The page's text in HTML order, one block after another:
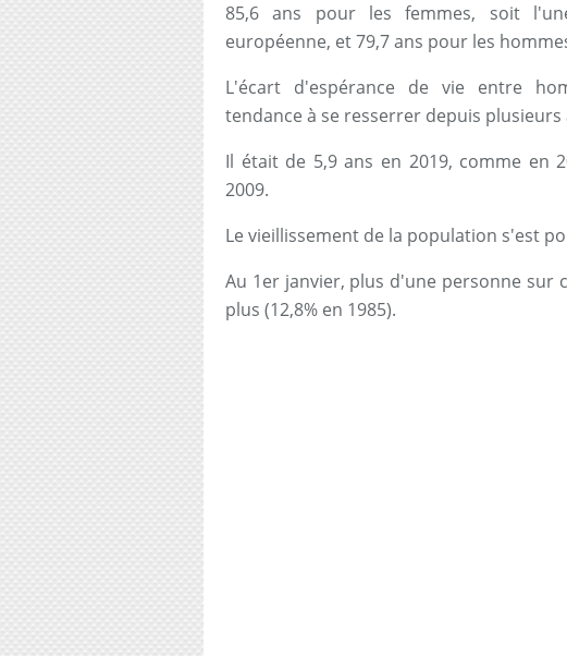
85,6 ans pour les femmes, soit
européenne, et 79,7 ans pour les
L'écart d'espérance de vie entre
tendance à se resserrer depuis plusieurs
Il était de 5,9 ans en 2019, comme en
2009.
Le vieillissement de la population s'est
Au 1er janvier, plus d'une personne sur
plus (12,8% en 1985).